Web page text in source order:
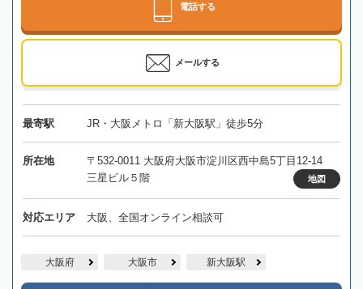
電話する
メールする
最寄駅 JR・大阪メトロ「新大阪駅」徒歩5分
所在地
〒532-0011 大阪府大阪市淀川区西中島5丁目12-14
三星ビル５階
地図
対応エリア 大阪、全国オンライン相談可
大阪府 大阪市 新大阪駅